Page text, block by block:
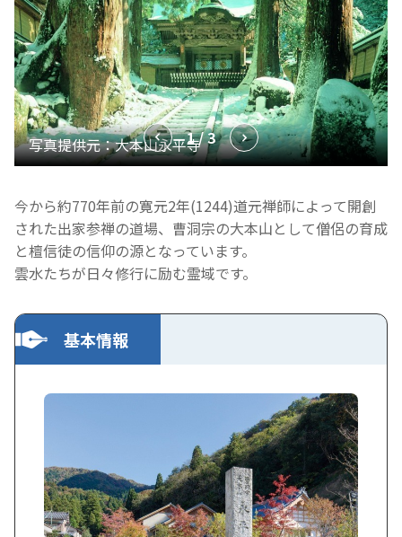
1 / 3
今から約770年前の寛元2年(1244)道元禅師によって開創
された出家参禅の道場、曹洞宗の大本山として僧侶の育成
と檀信徒の信仰の源となっています。
雲水たちが日々修行に励む霊域です。
基本情報